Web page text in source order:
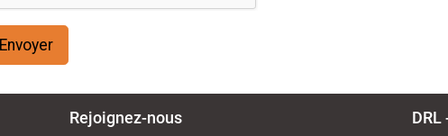
Envoyer
Rejoignez-nous